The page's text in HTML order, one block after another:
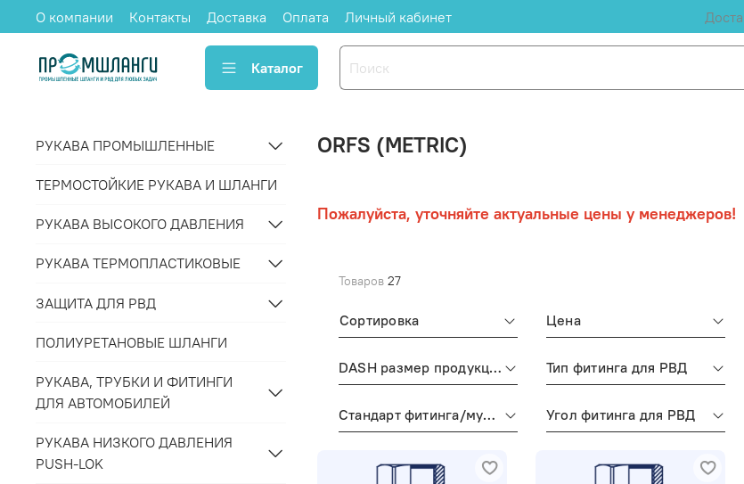
О компании Контакты Доставка Оплата Личный кабинет
Каталог
ORFS (METRIC)
Пожалуйста, уточняйте актуальные цены у менеджеров!
Товаров 27
Сортировка Цена
DASH размер продукции (рукава, фитинги, TC) Тип фитинга для РВД
Стандарт фитинга/муфты для РВД Угол фитинга для РВД
РУКАВА ПРОМЫШЛЕННЫЕ
ТЕРМОСТОЙКИЕ РУКАВА И ШЛАНГИ
РУКАВА ВЫСОКОГО ДАВЛЕНИЯ
РУКАВА ТЕРМОПЛАСТИКОВЫЕ
ЗАЩИТА ДЛЯ РВД
ПОЛИУРЕТАНОВЫЕ ШЛАНГИ
РУКАВА, ТРУБКИ И ФИТИНГИ
ДЛЯ АВТОМОБИЛЕЙ
РУКАВА НИЗКОГО ДАВЛЕНИЯ
PUSH-LOK